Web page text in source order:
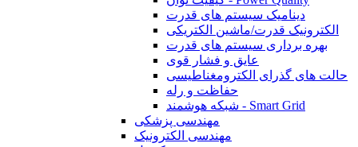
دینامیک سیستم های قدرت
الکترونیک قدرت/ماشین الکتریکی
بهره برداری سیستم های قدرت
عایق و فشار قوی
حالت های گذرای الکترومغناطیسی
حفاظت و رله
شبکه هوشمند - Smart Grid
مهندسی پزشکی
مهندسی الکترونیک